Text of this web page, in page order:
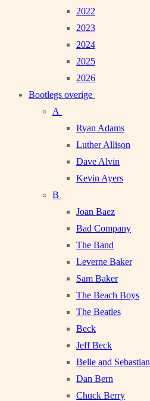
2022
2023
2024
2025
2026
Bootlegs overige
A
Ryan Adams
Luther Allison
Dave Alvin
Kevin Ayers
B
Joan Baez
Bad Company
The Band
Leverne Baker
Sam Baker
The Beach Boys
The Beatles
Beck
Jeff Beck
Belle and Sebastian
Dan Bern
Chuck Berry